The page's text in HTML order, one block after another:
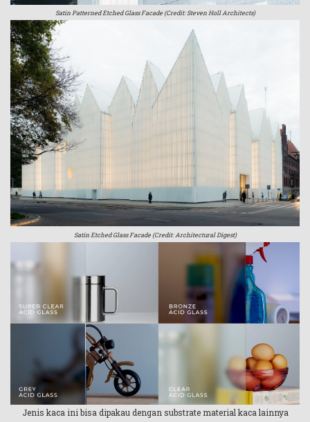
Satin Patterned Etched Glass Facade (Credit: Steven Holl Architects)
Satin Etched Glass Facade (Credit: Architectural Digest)
Jenis kaca ini bisa dipakau dengan substrate material kaca lainnya